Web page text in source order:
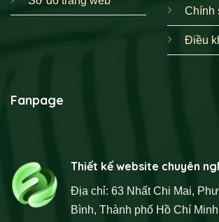
Chính
Điều
Fanpage
Thiết kế website chuyên
Địa chỉ: 63 Nhất Chi Mai,
Bình, Thành phố Hồ Chí Minh